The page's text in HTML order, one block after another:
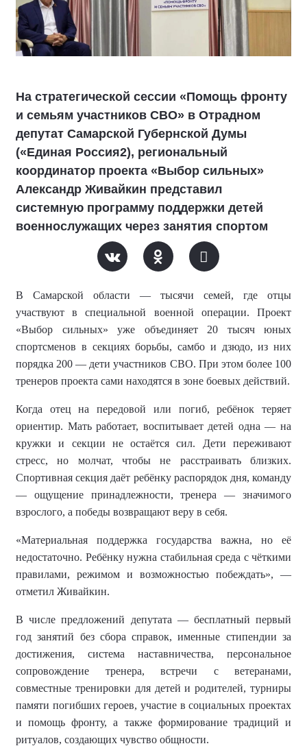
На стратегической сессии «Помощь фронту
и семьям участников СВО» в Отрадном
депутат Самарской Губернской Думы
(«Единая Россия2), региональный
координатор проекта «Выбор сильных»
Александр Живайкин представил
системную программу поддержки детей
военнослужащих через занятия спортом
В Самарской области — тысячи семей, где отцы
участвуют в специальной военной операции. Проект
«Выбор сильных» уже объединяет 20 тысяч юных
спортсменов в секциях борьбы, самбо и дзюдо, из них
порядка 200 — дети участников СВО. При этом более 100
тренеров проекта сами находятся в зоне боевых действий.
Когда отец на передовой или погиб, ребёнок теряет
ориентир. Мать работает, воспитывает детей одна — на
кружки и секции не остаётся сил. Дети переживают
стресс, но молчат, чтобы не расстраивать близких.
Спортивная секция даёт ребёнку распорядок дня, команду
— ощущение принадлежности, тренера — значимого
взрослого, а победы возвращают веру в себя.
«Материальная поддержка государства важна, но её
недостаточно. Ребёнку нужна стабильная среда с чёткими
правилами, режимом и возможностью побеждать», —
отметил Живайкин.
В числе предложений депутата — бесплатный первый
год занятий без сбора справок, именные стипендии за
достижения, система наставничества, персональное
сопровождение тренера, встречи с ветеранами,
совместные тренировки для детей и родителей, турниры
памяти погибших героев, участие в социальных проектах
и помощь фронту, а также формирование традиций и
ритуалов, создающих чувство общности.